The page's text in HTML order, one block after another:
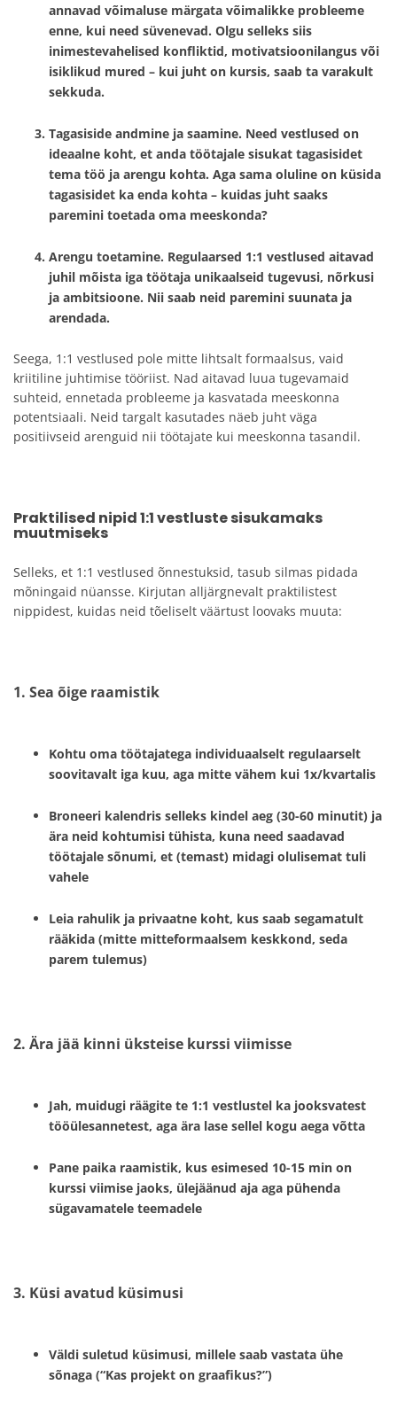
annavad võimaluse märgata võimalikke probleeme
enne, kui need süvenevad. Olgu selleks siis
inimestevahelised konfliktid, motivatsioonilangus või
isiklikud mured – kui juht on kursis, saab ta varakult
sekkuda.
Tagasiside andmine ja saamine. Need vestlused on
ideaalne koht, et anda töötajale sisukat tagasisidet
tema töö ja arengu kohta. Aga sama oluline on küsida
tagasisidet ka enda kohta – kuidas juht saaks
paremini toetada oma meeskonda?
Arengu toetamine. Regulaarsed 1:1 vestlused aitavad
juhil mõista iga töötaja unikaalseid tugevusi, nõrkusi
ja ambitsioone. Nii saab neid paremini suunata ja
arendada.
Seega, 1:1 vestlused pole mitte lihtsalt formaalsus, vaid
kriitiline juhtimise tööriist. Nad aitavad luua tugevamaid
suhteid, ennetada probleeme ja kasvatada meeskonna
potentsiaali. Neid targalt kasutades näeb juht väga
positiivseid arenguid nii töötajate kui meeskonna tasandil.
Praktilised nipid 1:1 vestluste sisukamaks
muutmiseks
Selleks, et 1:1 vestlused õnnestuksid, tasub silmas pidada
mõningaid nüansse. Kirjutan alljärgnevalt praktilistest
nippidest, kuidas neid tõeliselt väärtust loovaks muuta:
1. Sea õige raamistik
Kohtu oma töötajatega individuaalselt regulaarselt
soovitavalt iga kuu, aga mitte vähem kui 1x/kvartalis
Broneeri kalendris selleks kindel aeg (30-60 minutit) ja
ära neid kohtumisi tühista, kuna need saadavad
töötajale sõnumi, et (temast) midagi olulisemat tuli
vahele
Leia rahulik ja privaatne koht, kus saab segamatult
rääkida (mitte mitteformaalsem keskkond, seda
parem tulemus)
2. Ära jää kinni üksteise kurssi viimisse
Jah, muidugi räägite te 1:1 vestlustel ka jooksvatest
tööülesannetest, aga ära lase sellel kogu aega võtta
Pane paika raamistik, kus esimesed 10-15 min on
kurssi viimise jaoks, ülejäänud aja aga pühenda
sügavamatele teemadele
3. Küsi avatud küsimusi
Väldi suletud küsimusi, millele saab vastata ühe
sõnaga (“Kas projekt on graafikus?”)